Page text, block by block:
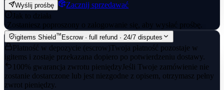
Wyślij prośbę
Zacznij sprzedawać
Jak to działa
·Zostaniesz poproszony o zalogowanie się, aby wysłać prośbę.
igitems Shield™ Escrow · full refund · 24/7 disputes
Płatność w depozycie (escrow)Twoja płatność pozostaje w
igitems i zostaje przekazana dopiero po potwierdzeniu dostawy.
100% gwarancja zwrotu pieniędzyJeśli Twoje zamówienie nie
zostanie dostarczone lub jest niezgodne z opisem, otrzymasz pełny
zwrot pieniędzy.